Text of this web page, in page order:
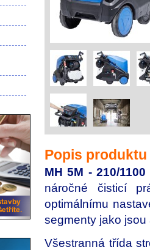
Popis produktu
MH 5M - 210/
náročné čisticí
optimálnímu
segmenty jako
Všestranná třída